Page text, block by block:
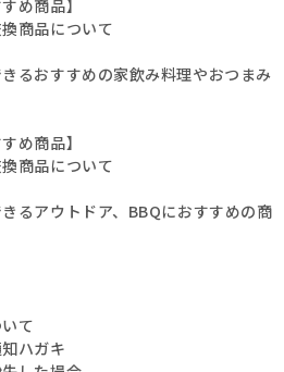
め商品】
商品について
るおすすめの家飲み料理やおつまみ
め商品】
商品について
るアウトドア、BBQにおすすめの商
て
ハガキ